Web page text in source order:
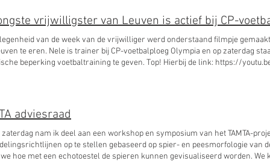
Samenwerking met artsen, therapeuten, hulpverleners
vrienden, vrijwilligers (organisatie en aansturen) en meer : rechten,
van het leven, geldzaken, … Voor meer info, kijk op
vrijwilligster van Leuven is actief bij CP-
van de week van de vrijwilliger werd onderstaand filmpje
te eren. Nele is trainer bij CP-voetbalploeg Olympia en op zaterdag
beperking voetbaltraining te geven. Top! Hierbij de link: https://
adviesraad
nam ik deel aan een workshop en symposium van het TAMTA-
op te stellen gebaseerd op spier- en peesmorfologie van
hoe met een echotoestel de spieren kunnen gevisualiseerd worden.